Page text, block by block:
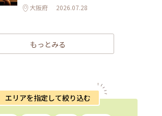
大阪府 2026.07.28
もっとみる
エリアを指定して絞り込む